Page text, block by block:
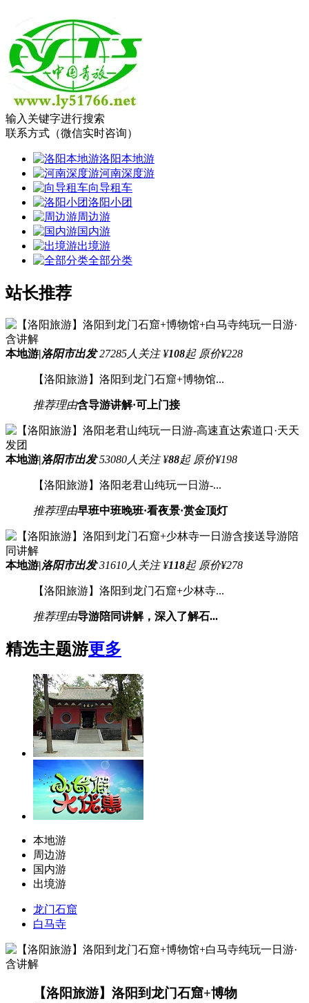
输入关键字进行搜索
联系方式（微信实时咨询）
洛阳本地游
河南深度游
向导租车
洛阳小团
周边游
国内游
出境游
全部分类
站长推荐
本地游|洛阳市出发 27285人关注 ¥108起 原价¥228
【洛阳旅游】洛阳到龙门石窟+博物馆...
推荐理由含导游讲解·可上门接
本地游|洛阳市出发 53080人关注 ¥88起 原价¥198
【洛阳旅游】洛阳老君山纯玩一日游-...
推荐理由早班中班晚班·看夜景·赏金顶灯
本地游|洛阳市出发 31610人关注 ¥118起 原价¥278
【洛阳旅游】洛阳到龙门石窟+少林寺...
推荐理由导游陪同讲解，深入了解石...
精选主题游更多
本地游
周边游
国内游
出境游
龙门石窟
白马寺
【洛阳旅游】洛阳到龙门石窟+博物